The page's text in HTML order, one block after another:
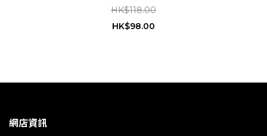
HK$118.00
HK$98.00
網店資訊